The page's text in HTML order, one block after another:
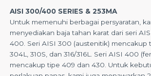
AISI 300/400 SERIES & 253MA
Untuk memenuhi berbagai persyaratan,
menyediakan baja tahan karat dari seri
400. Seri AISI 300 (austenitik) mencakup
304L, 310S, dan 316/316L. Seri AISI 400
mencakup tipe 409 dan 430. Untuk